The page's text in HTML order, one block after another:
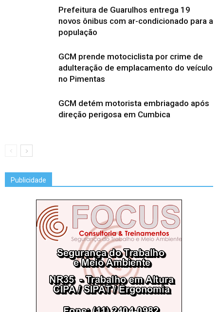
Prefeitura de Guarulhos entrega 19
novos ônibus com ar-condicionado para a
população
GCM prende motociclista por crime de
adulteração de emplacamento do veículo
no Pimentas
GCM detém motorista embriagado após
direção perigosa em Cumbica
Publicidade